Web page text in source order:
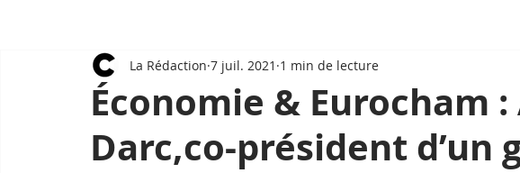
Économie & Eurocham
Darc,co-président d’un
La Rédaction 7 juil. 2021 1 min de lecture